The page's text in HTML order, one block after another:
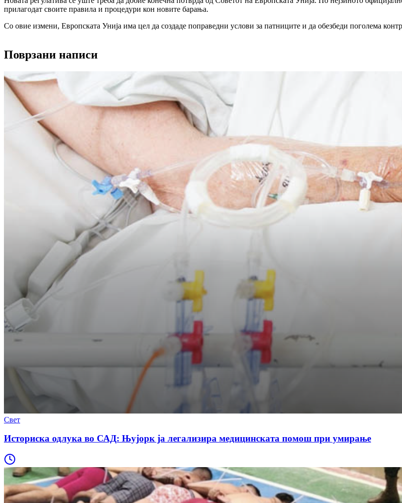
прилагодат своите правила и процедури кон новите барања.
Со овие измени, Европската Унија има цел да создаде поправедни услови за патниците и да обезбеди поголема
Поврзани написи
Свет
Историска одлука во САД: Њујорк ја легализира медицинската помош при умирање